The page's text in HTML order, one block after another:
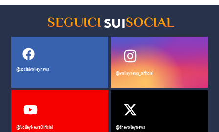
SEGUICI SUISOCIAL
@socialvolleynews
@volleynews_official
@VolleyNewsOfficial @thevolleynews